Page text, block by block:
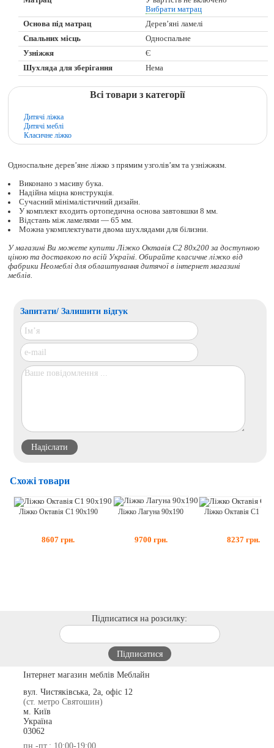
Вибрати матрац
Основа під матрац
Дерев’яні ламелі
Спальних місць
Односпальне
Узніжжя
Є
Шухляда для зберігання
Нема
Всі товари з категорії
Дитячі ліжка
Дитячі меблі
Класичне ліжко
Односпальне дерев’яне ліжко з прямим узголів’ям та узніжжям.
Виконано з масиву бука.
Надійна міцна конструкція.
Сучасний мінімалістичний дизайн.
У комплект входить ортопедична основа завтовшки 8 мм.
Відстань між ламелями — 65 мм.
Можна укомплектувати двома шухлядами для білизни.
У магазині Ви можете купити Ліжко Октавія С2 80x200 за доступною
ціною та доставкою по всій Україні. Обирайте класичне ліжковід
фабрики Неомеблі для облаштування дитячої в інтернет магазині
меблів.
Запитати/ Залишити відгук
Схожі товари
Ліжко Октавія С1 90x190
8607 грн.
Ліжко Лагуна 90x190
9700 грн.
Ліжко Октавія С1
8237 грн.
Підписатися на розсилку:
Інтернет магазин меблів Меблайн
вул. Чистяківська, 2а, офіс 12
(ст. метро Святошин)
м. Київ
Україна
03062
пн.-пт.: 10:00-19:00